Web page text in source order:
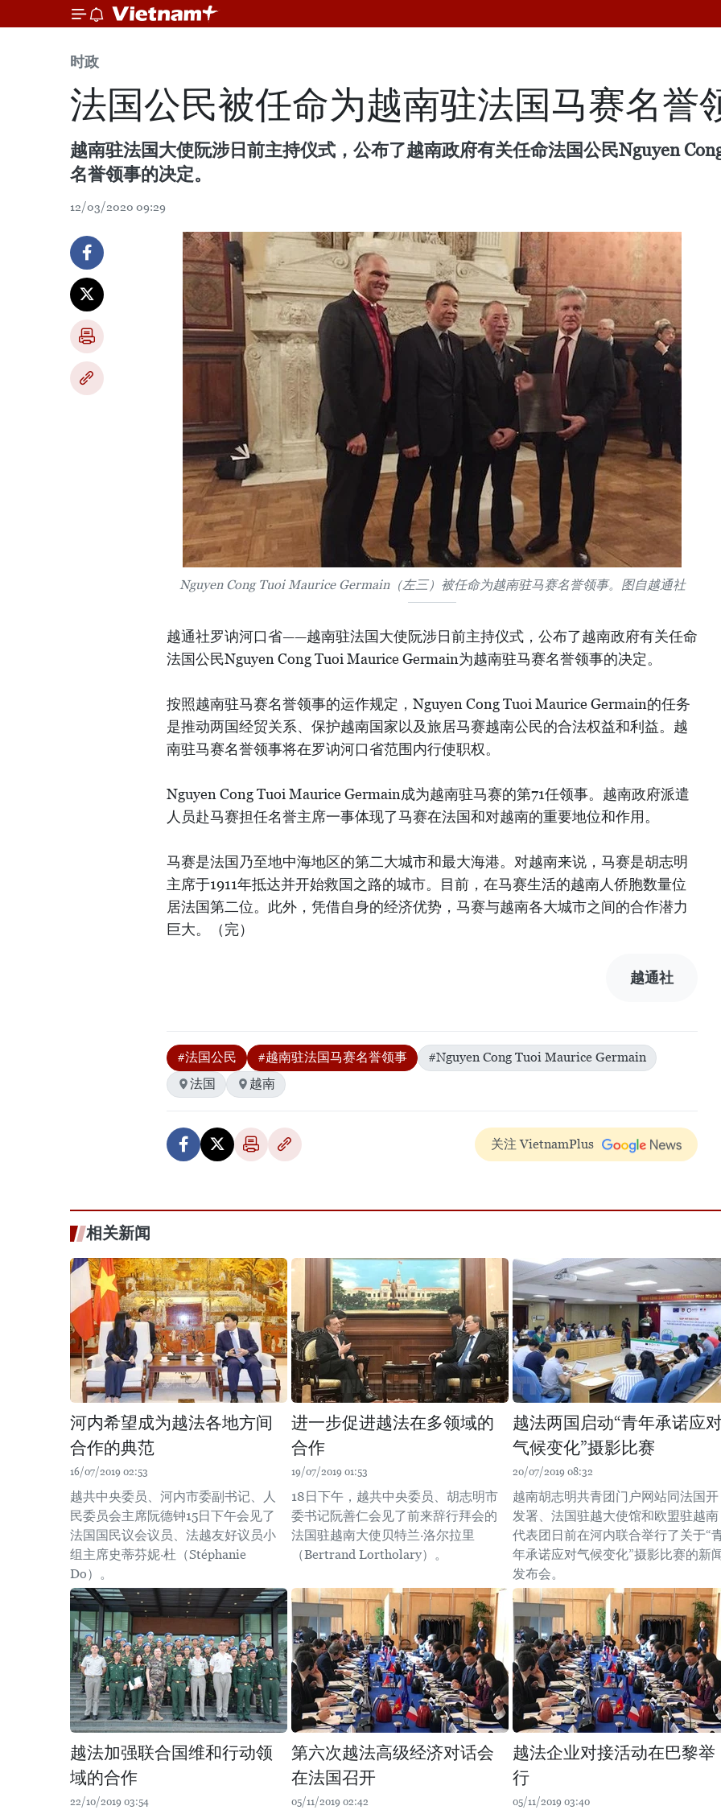
时政
法国公民被任命为越南驻法国马赛名誉
越南驻法国大使阮涉日前主持仪式，公布了越南政府有关任命法国公民Nguyen
名誉领事的决定。
12/03/2020 09:29
Nguyen Cong Tuoi Maurice Germain（左三）被任命为越南驻马赛名誉领事。图自越通社
越通社罗讷河口省——越南驻法国大使阮涉日前主持仪式，公布了越南政府有关任命
法国公民Nguyen Cong Tuoi Maurice Germain为越南驻马赛名誉领事的决定。
按照越南驻马赛名誉领事的运作规定，Nguyen Cong Tuoi Maurice Germain的任务
是推动两国经贸关系、保护越南国家以及旅居马赛越南公民的合法权益和利益。越
南驻马赛名誉领事将在罗讷河口省范围内行使职权。
Nguyen Cong Tuoi Maurice Germain成为越南驻马赛的第71任领事。越南政府派遣
人员赴马赛担任名誉主席一事体现了马赛在法国和对越南的重要地位和作用。
马赛是法国乃至地中海地区的第二大城市和最大海港。对越南来说，马赛是胡志明
主席于1911年抵达并开始救国之路的城市。目前，在马赛生活的越南人侨胞数量位
居法国第二位。此外，凭借自身的经济优势，马赛与越南各大城市之间的合作潜力
巨大。（完）
越通社
#法国公民 #越南驻法国马赛名誉领事
#Nguyen Cong Tuoi Maurice Germain
法国
越南
关注 VietnamPlus
相关新闻
河内希望成为越法各地方间
合作的典范
16/07/2019 02:53
越共中央委员、河内市委副书记、人
民委员会主席阮德钟15日下午会见了
法国国民议会议员、法越友好议员小
组主席史蒂芬妮·杜（Stéphanie
Do）。
进一步促进越法在多领域的
合作
19/07/2019 01:53
18日下午，越共中央委员、胡志明市
委书记阮善仁会见了前来辞行拜会的
法国驻越南大使贝特兰·洛尔拉里
（Bertrand Lortholary）。
越法两国启动“青年承诺应
气候变化”摄影比赛
20/07/2019 08:32
越南胡志明共青团门户网站同法国开
发署、法国驻越大使馆和欧盟驻越南
代表团日前在河内联合举行了关于“
年承诺应对气候变化”摄影比赛的新
发布会。
越法加强联合国维和行动领
域的合作
22/10/2019 03:54
第六次越法高级经济对话会
在法国召开
05/11/2019 02:42
越法企业对接活动在巴黎举
行
05/11/2019 03:40